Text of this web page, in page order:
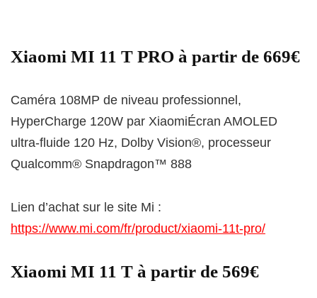
Xiaomi MI 11 T PRO à partir de 669€
Caméra 108MP de niveau professionnel,
HyperCharge 120W par XiaomiÉcran AMOLED
ultra-fluide 120 Hz, Dolby Vision®, processeur
Qualcomm® Snapdragon™ 888
Lien d’achat sur le site Mi :
https://www.mi.com/fr/product/xiaomi-11t-pro/
Xiaomi MI 11 T à partir de 569€